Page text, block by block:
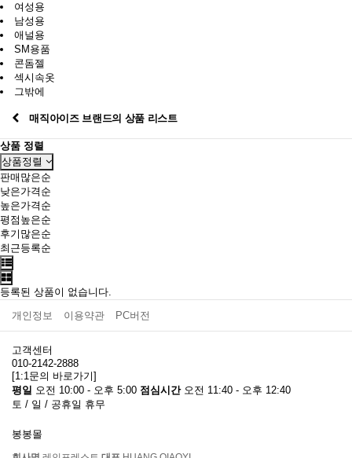
여성용
남성용
애널용
SM용품
콘돔젤
섹시속옷
그밖에
매직아이즈 브랜드의 상품 리스트
상품 정렬
상품정렬
판매많은순
낮은가격순
높은가격순
평점높은순
후기많은순
최근등록순
등록된 상품이 없습니다.
개인정보
이용약관 PC버전
고객센터
010-2142-2888
[1:1문의 바로가기]
평일 오전 10:00 - 오후 5:00 점심시간오전 11:40 - 오후 12:40
토 / 일 / 공휴일 휴무
봉봉몰